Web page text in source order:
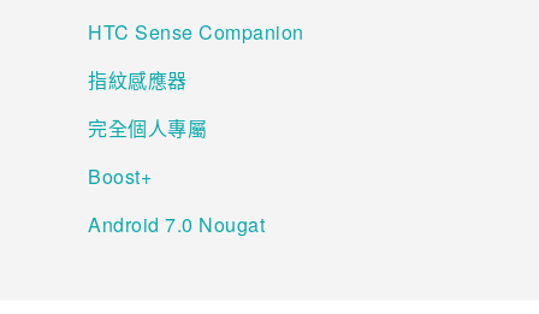
銷售通路
支援服務
VIVELAND
HTC Sense Companion
指紋感應器
完全個人專屬
Boost+
Android 7.0 Nougat